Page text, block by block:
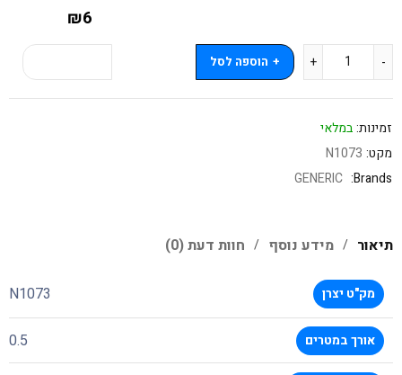
₪6
הוספה לסל
זמינות:במלאי
מקט: N1073
Brands:
GENERIC
תיאור מידע נוסף חוות דעת (0)
מק"ט יצרן N1073
אורך במטרים 0.5